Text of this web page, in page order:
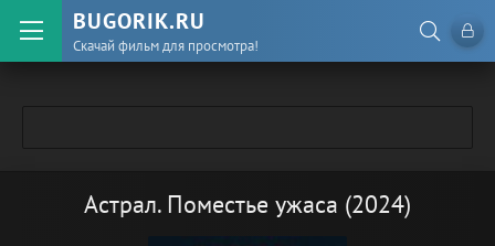
BUGORIK.RU
Скачай фильм для просмотра!
Астрал. Поместье ужаса (2024)